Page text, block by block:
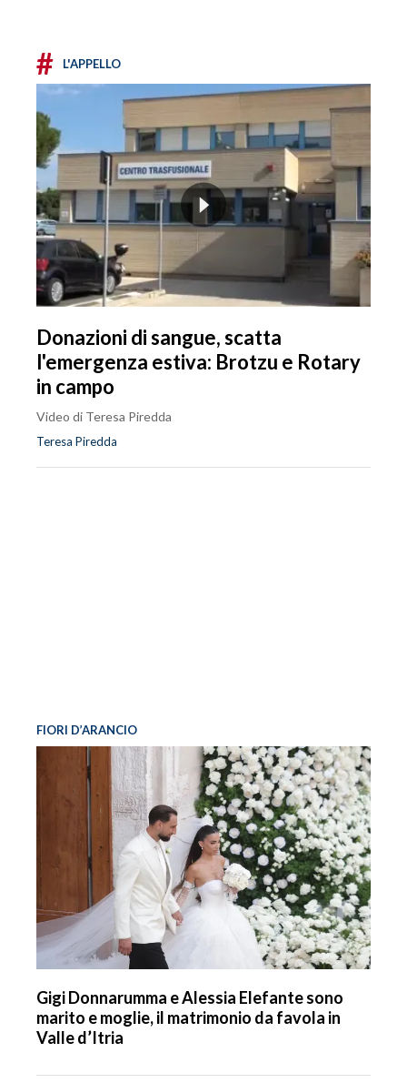
# L'APPELLO
Donazioni di sangue, scatta
l'emergenza estiva: Brotzu e Rotary
in campo
Video di Teresa Piredda
Teresa Piredda
FIORI D’ARANCIO
Gigi Donnarumma e Alessia Elefante sono
marito e moglie, il matrimonio da favola in
Valle d’Itria